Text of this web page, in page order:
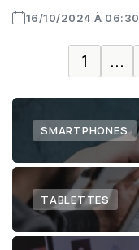
16/10/2024 À 06:30
1 ...
SMARTPHONES
TABLETTES